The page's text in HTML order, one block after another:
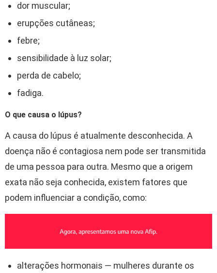
dor muscular;
erupções cutâneas;
febre;
sensibilidade à luz solar;
perda de cabelo;
fadiga.
O que causa o lúpus?
A causa do lúpus é atualmente desconhecida. A
doença não é contagiosa nem pode ser transmitida
de uma pessoa para outra. Mesmo que a origem
exata não seja conhecida, existem fatores que
podem influenciar a condição, como:
alterações hormonais — mulheres durante os